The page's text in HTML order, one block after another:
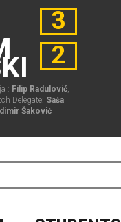
3
2
: Filip Radulović,
Delegate: Saša
Šaković